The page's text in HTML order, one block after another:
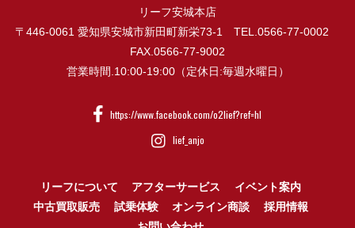
リーフ安城本店
〒446-0061 愛知県安城市新田町新栄73-1 TEL.0566-77-0002
FAX.0566-77-9002
営業時間.10:00-19:00（定休日:毎週水曜日）
https://www.facebook.com/o2lief?ref=hl
lief_anjo
リーフについて アフターサービス
イベント案内
中古買取販売
試乗体験 オンライン商談
採用情報